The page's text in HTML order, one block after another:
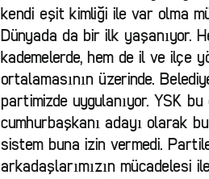
kendi eşit kimliği ile var olma
Dünyada da bir ilk yaşanıyor.
kademelerde, hem de il ve ilçe
ortalamasının üzerinde.
partimizde uygulanıyor. YSK
cumhurbaşkanı adayı olarak
sistem buna izin vermedi.
arkadaşlarımızın mücadelesi